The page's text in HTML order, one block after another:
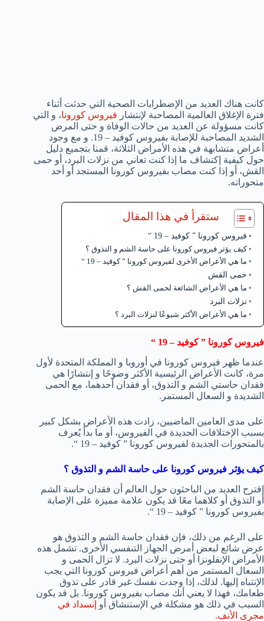
كانت هناك العديد من الإضطرابات الصحية التي حدثت أثناء
فترة الإغلاق العالمية المصاحبة لإنتشار فيروس كورونا، و التي
كانت مسؤولة عن العديد من حالات الوفاة و حتى المرض
الشديد المصاحبة للإصابة بفيروس كوفيد – 19. و مع وجود
أعراض متشابهة في هذه الأمراض الثلاثة، قمنا بتجميع دليل
حول كيفية إكتشاف ما إذا كنت تعاني من نزلات البرد، أو حمى
القش، أو إذا كنت مصاب بفيروس كورونا المستجد أو أحد
متحوراته.
ستقرأ في هذا المقال
فيروس كورونا ” كوفيد – 19 “
كيف يؤثر فيروس كورونا على حاسة الشم و التذوق ؟
ما هي الأعراض الأخرى لفيروس كورونا ” كوفيد – 19 “
حمى القش
ما هي الأعراض الشائعة لحمى القش ؟
نزلات البرد
ما هي الأعراض الأكثر شيوعًا لنزلات البرد ؟
فيروس كورونا ” كوفيد – 19 “
عندما ظهر فيروس كورونا في أوروبا و المملكة المتحدة لأول
مرة، كانت الأعراض الرئيسية الأكثر وضوحًا و إنتشارًا هي
فقدان حاستي الشم و التذوق، أو فقدان أحدهما، مع الحمى
الشديدة و السعال المستمر.
على مدى العامين الماضيين، زادت هذه الأعراض بشكل كبير
بسبب الإختلافات الجديدة في الفيروس، أو ما بدأ يُعرف
بالمتحورات الجديدة لفيروس كورونا ” كوفيد – 19 “.
كيف يؤثر فيروس كورونا على حاسة الشم و التذوق ؟
إقترح العديد من الباحثون حول العالم أن فقدان حاسة الشم
أو التذوق أو كلاهما معًا قد يكون علامة مميزة على الإصابة
بفيروس كورونا ” كوفيد – 19 “.
على الرغم من ذلك، فإن فقدان حاسة الشم و التذوق هو
عرض شائع لبعض أمرض الجهاز التنفسي الأخرى. تشمل هذه
الأمراض الإنفلونزا أو حتى نزلات البرد. لا تزال الحمى و
السعال المستمر من أهم أعراض فيروس كورونا التي يجب
الإنتباه إليها. لذلك، إذا وجدت نفسك غير قادر على تذوق
طعامك، فهذا لا يعني أنك مصاب بفيروس كورونا. بل قد يكون
السبب في ذلك هو مشكلة في الإستنشاق أو إنسداد في
مجرى الأنف.